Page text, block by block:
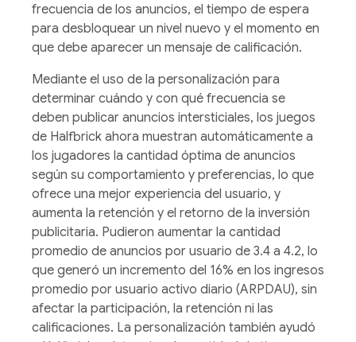
frecuencia de los anuncios, el tiempo de espera
para desbloquear un nivel nuevo y el momento en
que debe aparecer un mensaje de calificación.
Mediante el uso de la personalización para
determinar cuándo y con qué frecuencia se
deben publicar anuncios intersticiales, los juegos
de Halfbrick ahora muestran automáticamente a
los jugadores la cantidad óptima de anuncios
según su comportamiento y preferencias, lo que
ofrece una mejor experiencia del usuario, y
aumenta la retención y el retorno de la inversión
publicitaria. Pudieron aumentar la cantidad
promedio de anuncios por usuario de 3.4 a 4.2, lo
que generó un incremento del 16% en los ingresos
promedio por usuario activo diario (ARPDAU), sin
afectar la participación, la retención ni las
calificaciones. La personalización también ayudó